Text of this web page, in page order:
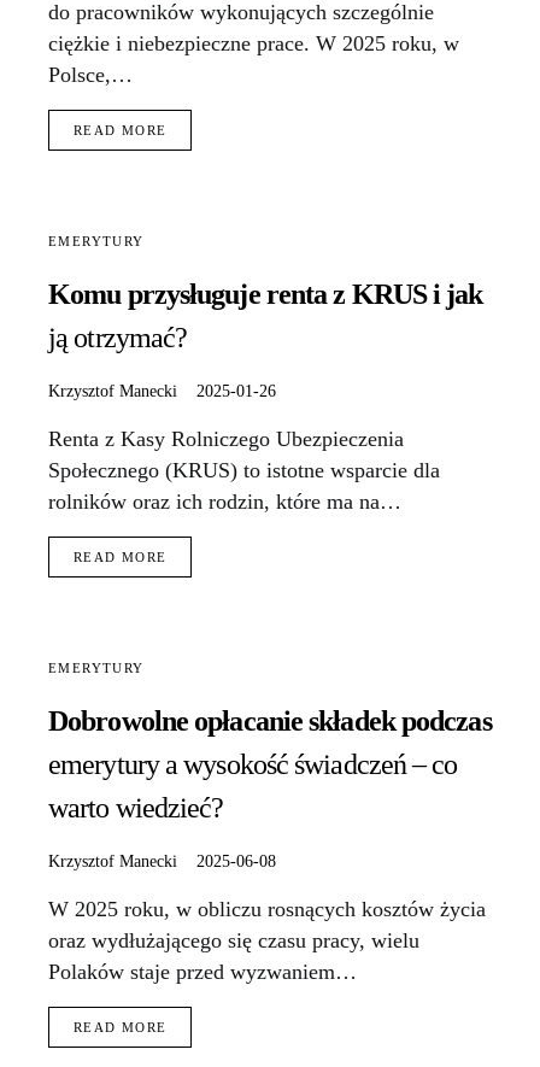
do pracowników wykonujących szczególnie
ciężkie i niebezpieczne prace. W 2025 roku, w
Polsce,…
READ MORE
EMERYTURY
Komu przysługuje renta z KRUS i jak
ją otrzymać?
Krzysztof Manecki 2025-01-26
Renta z Kasy Rolniczego Ubezpieczenia
Społecznego (KRUS) to istotne wsparcie dla
rolników oraz ich rodzin, które ma na…
READ MORE
EMERYTURY
Dobrowolne opłacanie składek podczas
emerytury a wysokość świadczeń – co
warto wiedzieć?
Krzysztof Manecki 2025-06-08
W 2025 roku, w obliczu rosnących kosztów życia
oraz wydłużającego się czasu pracy, wielu
Polaków staje przed wyzwaniem…
READ MORE